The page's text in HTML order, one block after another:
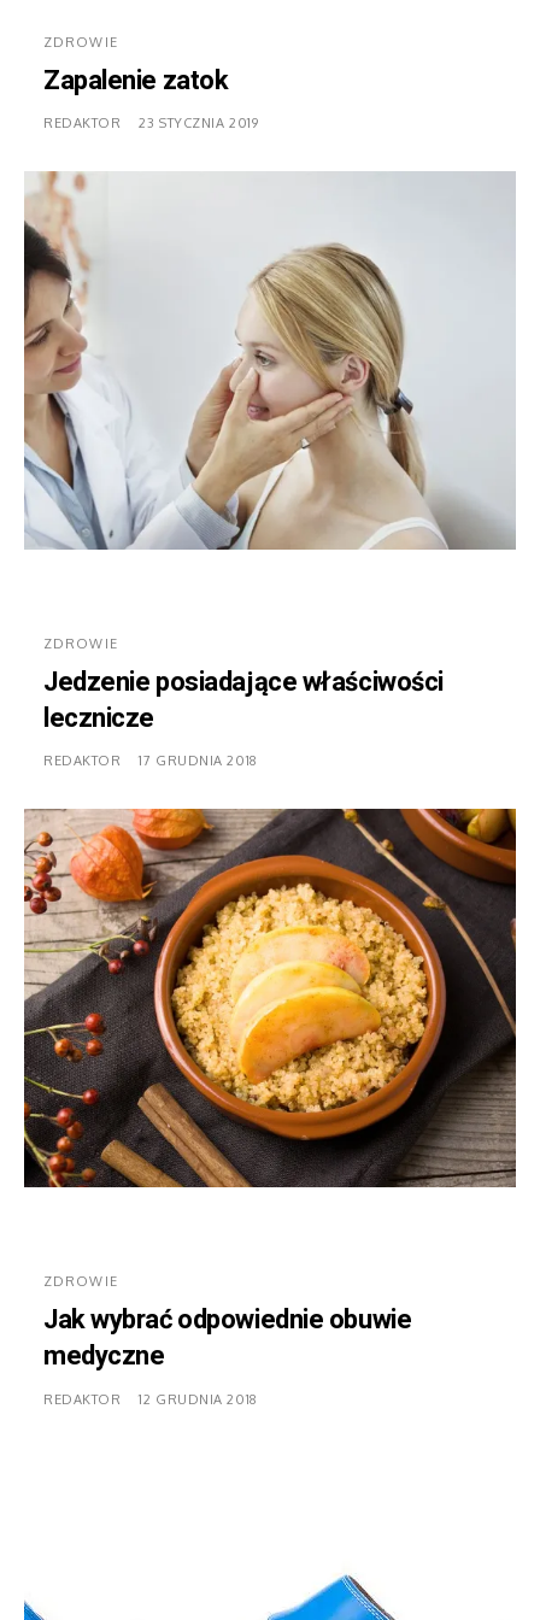
ZDROWIE
Zapalenie zatok
REDAKTOR 23 STYCZNIA 2019
ZDROWIE
Jedzenie posiadające właściwości
lecznicze
REDAKTOR 17 GRUDNIA 2018
ZDROWIE
Jak wybrać odpowiednie obuwie
medyczne
REDAKTOR 12 GRUDNIA 2018